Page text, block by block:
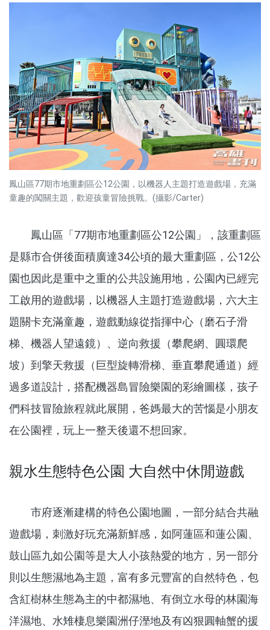
鳳山區77期市地重劃區公12公園，以機器人主題打造遊戲場，充滿
童趣的闖關主題，歡迎孩童冒險挑戰。(攝影/Carter)
鳳山區「77期市地重劃區公12公園」，該重劃區
是縣市合併後面積廣達34公頃的最大重劃區，公12公
園也因此是重中之重的公共設施用地，公園內已經完
工啟用的遊戲場，以機器人主題打造遊戲場，六大主
題關卡充滿童趣，遊戲動線從指揮中心（磨石子滑
梯、機器人望遠鏡）、逆向救援（攀爬網、圓環爬
坡）到擎天救援（巨型旋轉滑梯、垂直攀爬通道）經
過多道設計，搭配機器島冒險樂園的彩繪圖樣，孩子
們科技冒險旅程就此展開，爸媽最大的苦惱是小朋友
在公園裡，玩上一整天後還不想回家。
親水生態特色公園 大自然中休閒遊戲
市府逐漸建構的特色公園地圖，一部分結合共融
遊戲場，刺激好玩充滿新鮮感，如阿蓮區和蓮公園、
鼓山區九如公園等是大人小孩熱愛的地方，另一部分
則以生態濕地為主題，富有多元豐富的自然特色，包
含紅樹林生態為主的中都濕地、有倒立水母的林園海
洋濕地、水雉棲息樂園洲仔溼地及有凶狠圓軸蟹的援